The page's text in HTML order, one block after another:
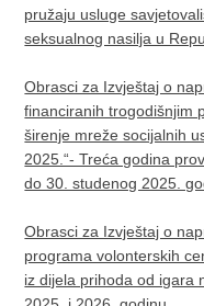
pružaju usluge
seksualnog nasilja u
Obrasci za Izvještaj o
financiranih trogodišnjim
širenje mreže socijalnih
2025.“- Treća godina
do 30. studenog 2025.
Obrasci za Izvještaj o
programa volonterskih
iz dijela prihoda od igara